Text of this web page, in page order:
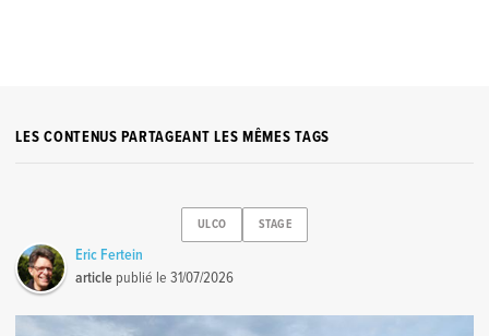
LES CONTENUS PARTAGEANT LES MÊMES TAGS
ULCO STAGE
Eric Fertein
article publié le31/07/2026